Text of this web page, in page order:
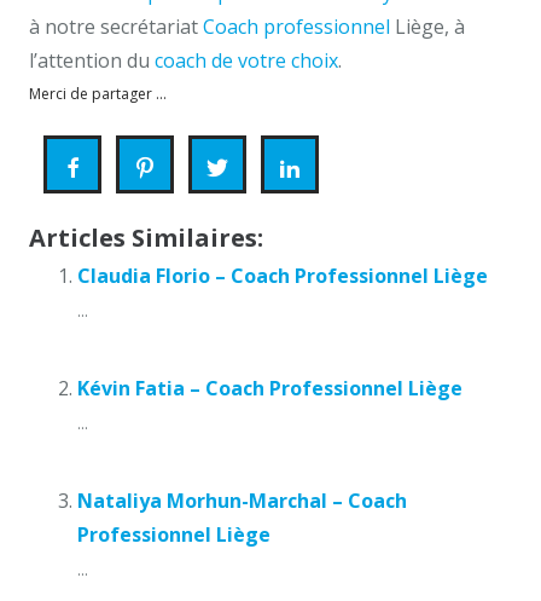
à notre secrétariatCoach professionnel Liège, à
l’attention du coach de votre choix.
Merci de partager ...
Articles Similaires:
Claudia Florio – Coach Professionnel Liège
...
Kévin Fatia – Coach Professionnel Liège
...
Nataliya Morhun-Marchal – Coach
Professionnel Liège
...